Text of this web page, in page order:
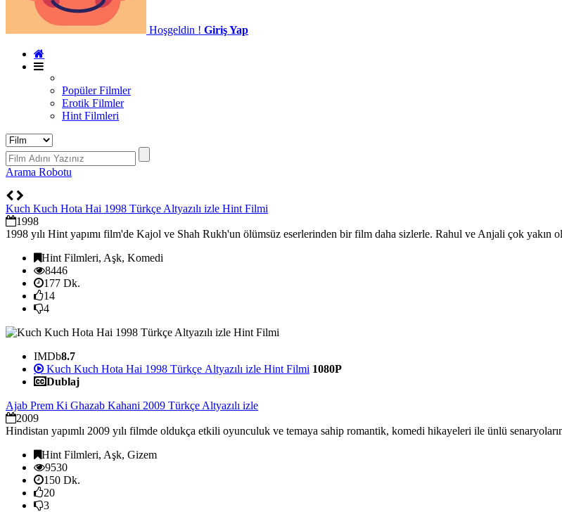
Hoşgeldin ! Giriş Yap
Popüler Filmler
Erotik Filmler
Hint Filmleri
Arama Robotu
Kuch Kuch Hota Hai 1998 Türkçe Altyazılı izle Hint Filmi
1998
1998 yılı Hint yapımı film'de Kajol ve Shah Rukh'un ölümsüz eserlerinden bir film daha sizlerle. Rahul ve Anjali çok yakın
Hint Filmleri, Aşk, Komedi
8446
177 Dk.
14
4
IMDb8.7
Kuch Kuch Hota Hai 1998 Türkçe Altyazılı izle Hint Filmi 1080P
Dublaj
Ajab Prem Ki Ghazab Kahani 2009 Türkçe Altyazılı izle
2009
Hindistan yapımlı 2009 yılı filmde oldukça etkili oyunculuk ve temaya sahip romantik, komedi hikayeleri ile ünlü
Hint Filmleri, Aşk, Gizem
9530
150 Dk.
20
3